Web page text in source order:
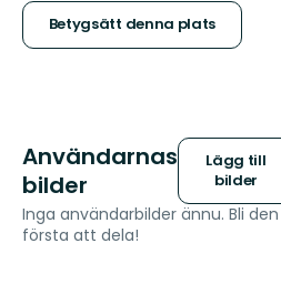
stjärnor
Betygsätt denna plats
Användarnas
bilder
Lägg till
bilder
Inga användarbilder ännu. Bli den
första att dela!